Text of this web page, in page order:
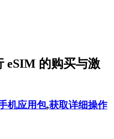
eSIM 的购买与激
机应用包,获取详细操作